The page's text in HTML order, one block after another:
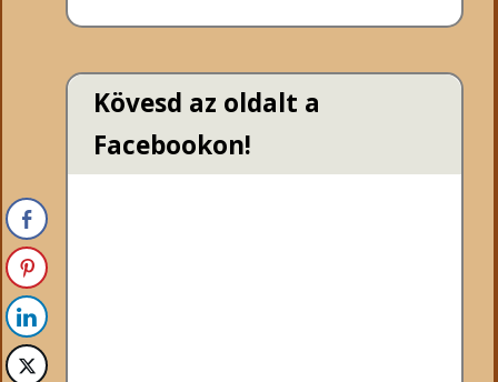
Kövesd az oldalt a
Facebookon!